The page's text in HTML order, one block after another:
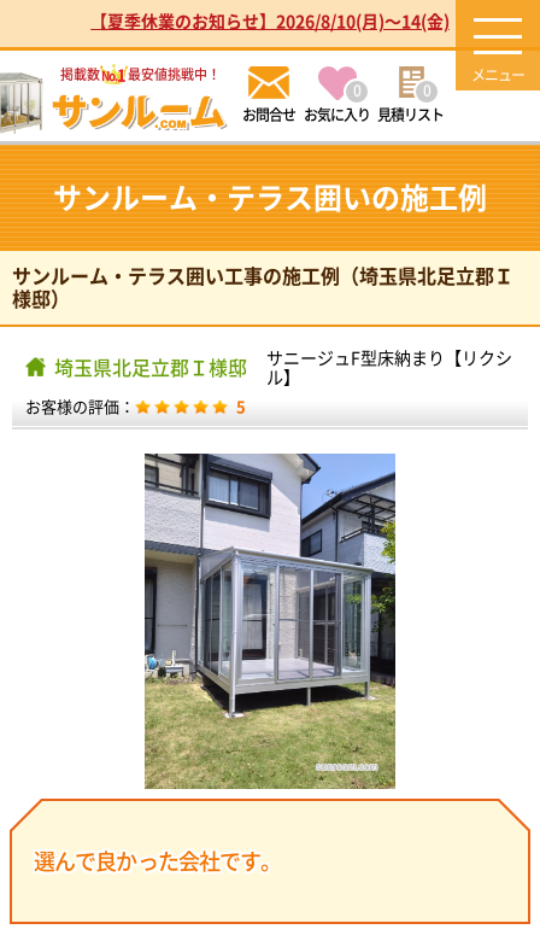
【夏季休業のお知らせ】2026/8/10(月)～14(金)
掲載数No.1最安値挑戦中！
お気に入り
0
見積リスト
0
サンルーム・テラス囲いの施工例
サンルーム・テラス囲い工事の施工例（埼玉県北足立郡Ｉ
様邸）
埼玉県北足立郡Ｉ様邸
サニージュF型床納まり【リクシ
ル】
お客様の評価： 5
選んで良かった会社です。